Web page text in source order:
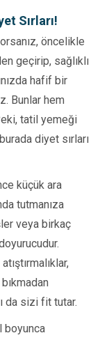
Sırları!
öncelikle
geçirip, sağlıklı
hafif bir
Bunlar hem
tatil yemeği
diyet sırları
küçük ara
tutmanıza
veya birkaç
da sizi fit tutar.
boyunca